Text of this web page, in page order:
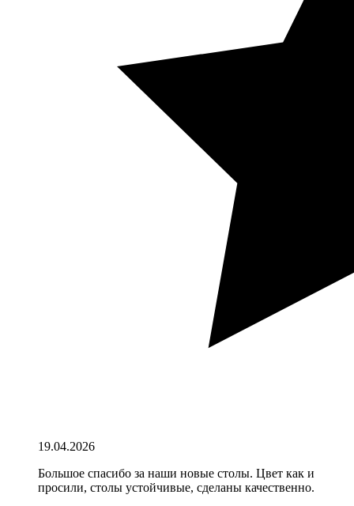
19.04.2026
Большое спасибо за наши новые столы. Цвет как и
просили, столы устойчивые, сделаны качественно.